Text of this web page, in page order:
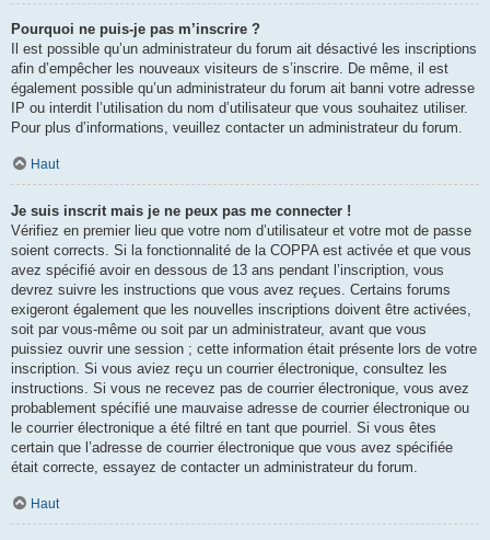
Pourquoi ne puis-je pas m’inscrire ?
Il est possible qu’un administrateur du forum ait désactivé les inscriptions
afin d’empêcher les nouveaux visiteurs de s’inscrire. De même, il est
également possible qu’un administrateur du forum ait banni votre adresse
IP ou interdit l’utilisation du nom d’utilisateur que vous souhaitez utiliser.
Pour plus d’informations, veuillez contacter un administrateur du forum.
Haut
Je suis inscrit mais je ne peux pas me connecter !
Vérifiez en premier lieu que votre nom d’utilisateur et votre mot de passe
soient corrects. Si la fonctionnalité de la COPPA est activée et que vous
avez spécifié avoir en dessous de 13 ans pendant l’inscription, vous
devrez suivre les instructions que vous avez reçues. Certains forums
exigeront également que les nouvelles inscriptions doivent être activées,
soit par vous-même ou soit par un administrateur, avant que vous
puissiez ouvrir une session ; cette information était présente lors de votre
inscription. Si vous aviez reçu un courrier électronique, consultez les
instructions. Si vous ne recevez pas de courrier électronique, vous avez
probablement spécifié une mauvaise adresse de courrier électronique ou
le courrier électronique a été filtré en tant que pourriel. Si vous êtes
certain que l’adresse de courrier électronique que vous avez spécifiée
était correcte, essayez de contacter un administrateur du forum.
Haut